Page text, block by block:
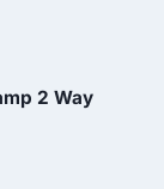
2 Way